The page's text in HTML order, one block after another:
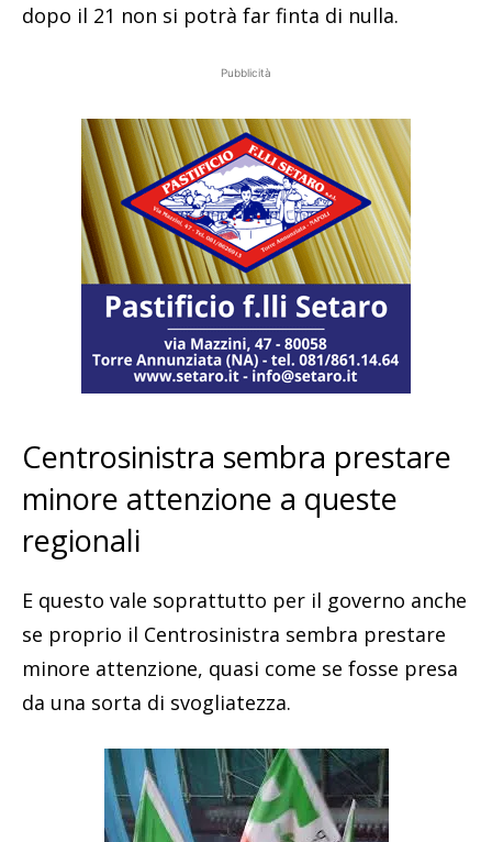
dopo il 21 non si potrà far finta di nulla.
Pubblicità
Centrosinistra sembra prestare
minore attenzione a queste
regionali
E questo vale soprattutto per il governo anche
se proprio il Centrosinistra sembra prestare
minore attenzione, quasi come se fosse presa
da una sorta di svogliatezza.